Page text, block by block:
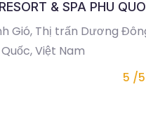
& SPA PHU
Gió, Thị trấn Dương
Việt Nam
5 /